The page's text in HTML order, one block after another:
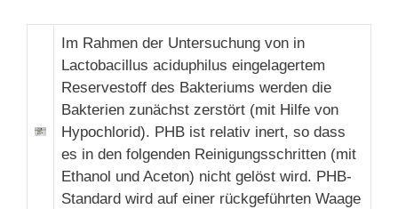
Im Rahmen der Untersuchung von in
Lactobacillus aciduphilus eingelagertem
Reservestoff des Bakteriums werden die
Bakterien zunächst zerstört (mit Hilfe von
Hypochlorid). PHB ist relativ inert, so dass
es in den folgenden Reinigungsschritten (mit
Ethanol und Aceton) nicht gelöst wird. PHB-
Standard wird auf einer rückgeführten Waage